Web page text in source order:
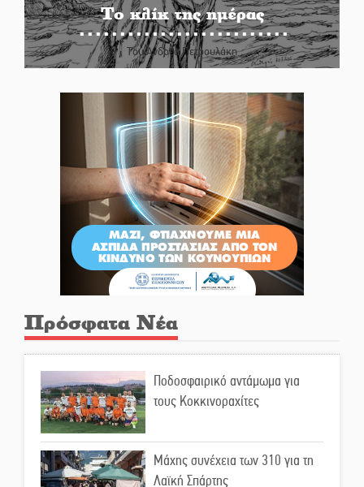
Το κλίκ της ημέρας
Του Ανδρέα Πετρουλάκη
Πρόσφατα Νέα
Ποδοσφαιρικό αντάμωμα για
τους Κοκκινοραχίτες
Μάχης συνέχεια των 310 για τη
Λαϊκή Σπάρτης